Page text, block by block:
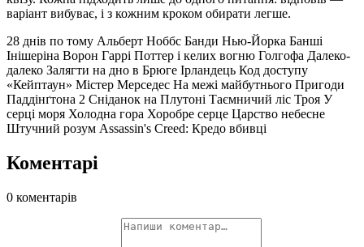
варіант вибуває, і з кожним кроком обирати легше.
28 днів по тому Альберт Ноббс Банди Нью-Йорка Банші
Інішеріна Ворон Гаррі Поттер і келих вогню Голгофа Далеко-
далеко Залягти на дно в Брюге Ірландець Код доступу
«Кейптаун» Містер Мерседес На межі майбутнього Пригоди
Паддінґтона 2 Сніданок на Плутоні Таємничий ліс Троя У
серці моря Холодна гора Хоробре серце Царство небесне
Штучний розум Assassin's Creed: Кредо вбивці
Коментарі
0 коментарів